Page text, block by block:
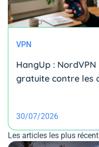
VPN
HangUp :
gratuite contre les
30/07/2026
Les articles les plus